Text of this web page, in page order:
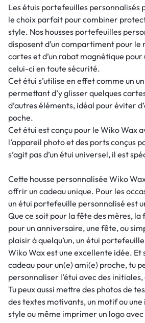
Les étuis portefeuilles personnalisés
le choix parfait pour combiner
style. Nos housses portefeuilles
disposent d’un compartiment pour le
cartes et d’un rabat magnétique
celui-ci en toute sécurité.
Cet étui s’utilise en effet comme un
permettant d’y glisser quelques
d’autres éléments, idéal pour éviter
poche.
Cet étui est conçu pour le Wiko Wax
l’appareil photo et des ports conçus
s’agit pas d’un étui universel, il est
Cette housse personnalisée Wiko
offrir un cadeau unique. Pour les
un étui portefeuille personnalisé est
Que ce soit pour la fête des mères, la
pour un anniversaire, une fête, ou
plaisir à quelqu’un, un étui
Wiko Wax est une excellente idée. Et
cadeau pour un(e) ami(e) proche, tu
personnaliser l’étui avec des
Tu peux aussi mettre des photos de
des textes motivants, un motif ou
style ou même imprimer un logo